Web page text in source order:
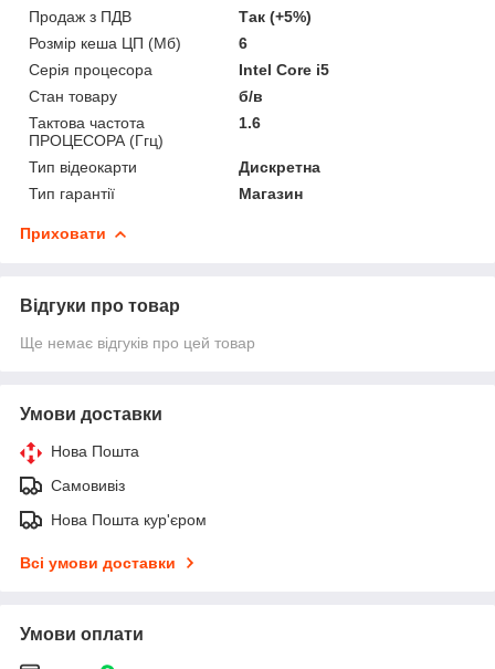
Продаж з ПДВ
Так (+5%)
Розмір кеша ЦП (Мб)
6
Серія процесора
Intel Core i5
Стан товару
б/в
Тактова частота
ПРОЦЕСОРА (Ггц)
1.6
Тип відеокарти
Дискретна
Тип гарантії
Магазин
Приховати
Відгуки про товар
Ще немає відгуків про цей товар
Умови доставки
Нова Пошта
Самовивіз
Нова Пошта кур'єром
Всі умови доставки
Умови оплати